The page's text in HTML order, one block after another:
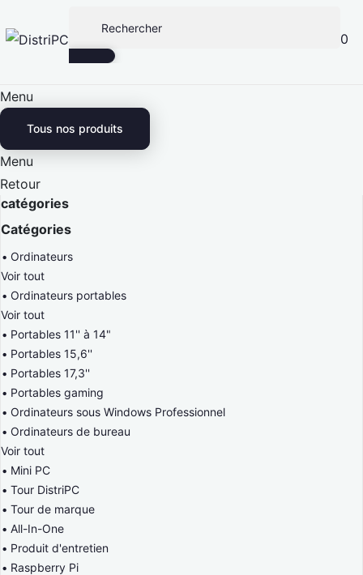
0
Menu
Tous nos produits
Menu
Retour
catégories
Catégories
Ordinateurs
Voir tout
Ordinateurs portables
Voir tout
Portables 11'' à 14"
Portables 15,6''
Portables 17,3''
Portables gaming
Ordinateurs sous Windows Professionnel
Ordinateurs de bureau
Voir tout
Mini PC
Tour DistriPC
Tour de marque
All-In-One
Produit d'entretien
Raspberry Pi